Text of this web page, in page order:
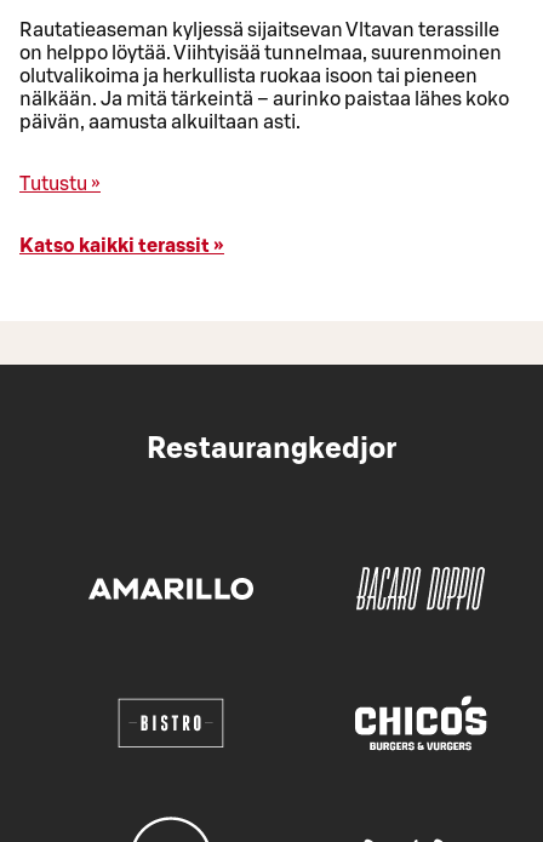
Rautatieaseman kyljessä sijaitsevan Vltavan terassille
on helppo löytää. Viihtyisää tunnelmaa, suurenmoinen
olutvalikoima ja herkullista ruokaa isoon tai pieneen
nälkään. Ja mitä tärkeintä – aurinko paistaa lähes koko
päivän, aamusta alkuiltaan asti.
Tutustu »
Katso kaikki terassit »
Restaurangkedjor